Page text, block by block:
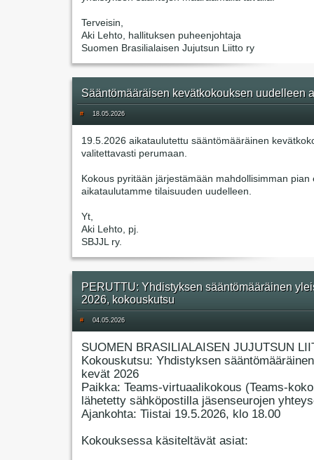
Terveisin,
Aki Lehto, hallituksen puheenjohtaja
Suomen Brasilialaisen Jujutsun Liitto ry
Sääntömääräisen kevätkokouksen uudelleen
# 18.05.2026
19.5.2026 aikataulutettu sääntömääräinen
valitettavasti perumaan.
Kokous pyritään järjestämään mahdollisimman pian
aikataulutamme tilaisuuden uudelleen.
Yt,
Aki Lehto, pj.
SBJJL ry.
PERUTTU: Yhdistyksen sääntömääräinen
2026, kokouskutsu
# 04.05.2026
SUOMEN BRASILIALAISEN JUJUTSUN
Kokouskutsu: Yhdistyksen
kevät 2026
Paikka: Teams-virtuaalikokous (Teams-
lähetetty sähköpostilla jäsenseurojen
Ajankohta: Tiistai 19.5.2026, klo 18.00
Kokouksessa käsiteltävät asiat: